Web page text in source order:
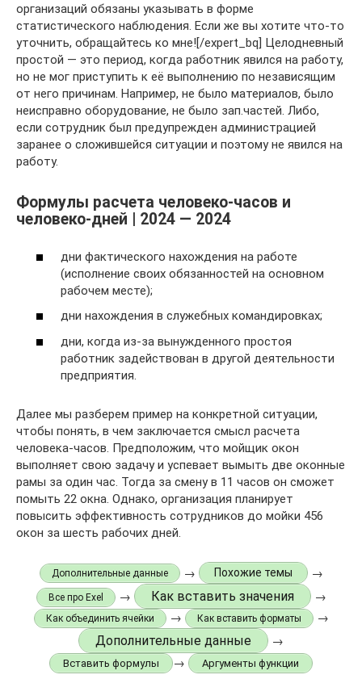
организаций обязаны указывать в форме
статистического наблюдения. Если же вы хотите что-то
уточнить, обращайтесь ко мне![/expert_bq] Целодневный
простой — это период, когда работник явился на работу,
но не мог приступить к её выполнению по независящим
от него причинам. Например, не было материалов, было
неисправно оборудование, не было зап.частей. Либо,
если сотрудник был предупрежден администрацией
заранее о сложившейся ситуации и поэтому не явился на
работу.
Формулы расчета человеко-часов и
человеко-дней | 2024 — 2024
дни фактического нахождения на работе
(исполнение своих обязанностей на основном
рабочем месте);
дни нахождения в служебных командировках;
дни, когда из-за вынужденного простоя
работник задействован в другой деятельности
предприятия.
Далее мы разберем пример на конкретной ситуации,
чтобы понять, в чем заключается смысл расчета
человека-часов. Предположим, что мойщик окон
выполняет свою задачу и успевает вымыть две оконные
рамы за один час. Тогда за смену в 11 часов он сможет
помыть 22 окна. Однако, организация планирует
повысить эффективность сотрудников до мойки 456
окон за шесть рабочих дней.
Дополнительные данные → Похожие темы →
Все про Exel → Как вставить значения →
Как объединить ячейки → Как вставить форматы →
Дополнительные данные →
Вставить формулы → Аргументы функции